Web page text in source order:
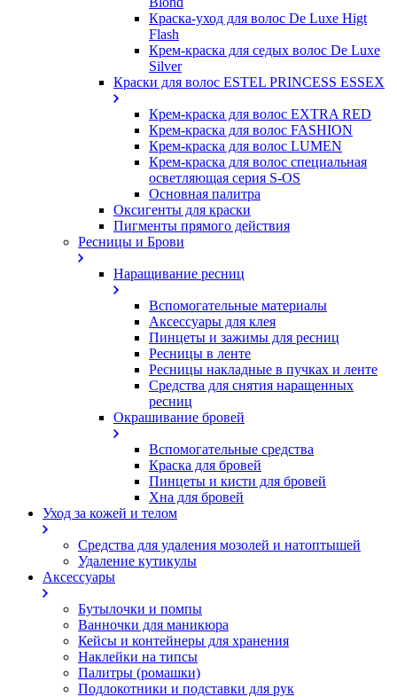
Краска-уход для волос De Luxe Higt
Flash
Крем-краска для седых волос De Luxe
Silver
Краски для волос ESTEL PRINCESS ESSEX
Крем-краска для волос EXTRA RED
Крем-краска для волос FASHION
Крем-краска для волос LUMEN
Крем-краска для волос специальная
осветляющая серия S-OS
Основная палитра
Оксигенты для краски
Пигменты прямого действия
Ресницы и Брови
Наращивание ресниц
Вспомогательные материалы
Аксессуары для клея
Пинцеты и зажимы для ресниц
Ресницы в ленте
Ресницы накладные в пучках и ленте
Средства для снятия наращенных
ресниц
Окрашивание бровей
Вспомогательные средства
Краска для бровей
Пинцеты и кисти для бровей
Хна для бровей
Уход за кожей и телом
Средства для удаления мозолей и натоптышей
Удаление кутикулы
Аксессуары
Бутылочки и помпы
Ванночки для маникюра
Кейсы и контейнеры для хранения
Наклейки на типсы
Палитры (ромашки)
Подлокотники и подставки для рук